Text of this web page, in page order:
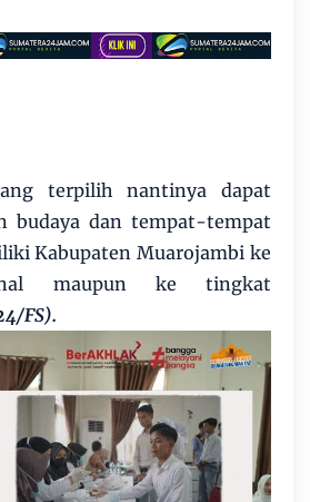
terpilih nantinya dapat
budaya dan tempat-tempat
Kabupaten Muarojambi ke
maupun ke tingkat
FS).